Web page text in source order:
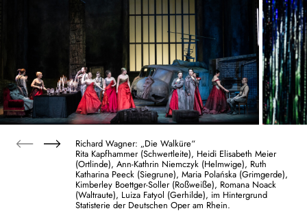
Richard Wagner: „Die Walküre“
Rita Kapfhammer (Schwertleite), Heidi Elisabeth Meier
(Ortlinde), Ann-Kathrin Niemczyk (Helmwige), Ruth
Katharina Peeck (Siegrune), Maria Polańska (Grimgerde),
Kimberley Boettger-Soller (Roßweiße), Romana Noack
(Waltraute), Luiza Fatyol (Gerhilde), im Hintergrund
Statisterie der Deutschen Oper am Rhein.